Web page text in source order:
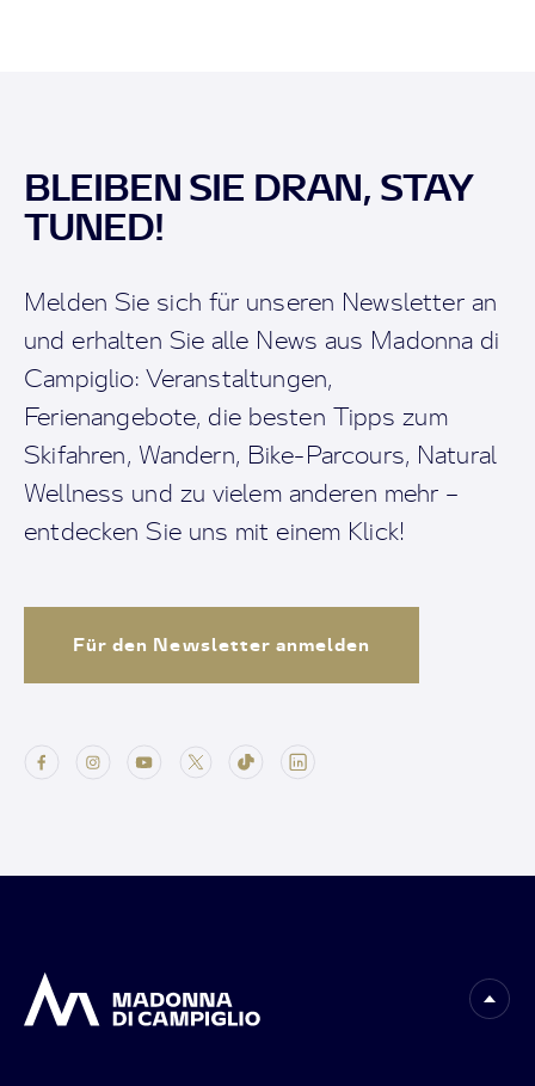
BLEIBEN SIE DRAN, STAY
TUNED!
Melden Sie sich für unseren Newsletter an
und erhalten Sie alle News aus Madonna di
Campiglio: Veranstaltungen,
Ferienangebote, die besten Tipps zum
Skifahren, Wandern, Bike-Parcours, Natural
Wellness und zu vielem anderen mehr –
entdecken Sie uns mit einem Klick!
Für den Newsletter anmelden